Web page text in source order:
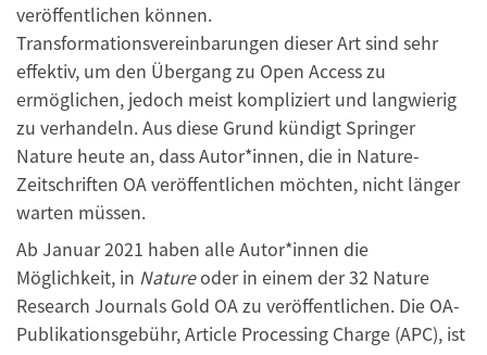
veröffentlichen können.
Transformationsvereinbarungen dieser Art sind sehr
effektiv, um den Übergang zu Open Access zu
ermöglichen, jedoch meist kompliziert und langwierig
zu verhandeln. Aus diese Grund kündigt Springer
Nature heute an, dass Autor*innen, die in Nature-
Zeitschriften OA veröffentlichen möchten, nicht länger
warten müssen.
Ab Januar 2021 haben alle Autor*innen die
Möglichkeit, in Natureoder in einem der 32 Nature
Research Journals Gold OA zu veröffentlichen. Die OA-
Publikationsgebühr, Article Processing Charge (APC), ist